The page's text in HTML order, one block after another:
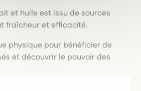
et huile est issu de sources
fraîcheur et efficacité.
physique pour bénéficier de
et découvrir le pouvoir des